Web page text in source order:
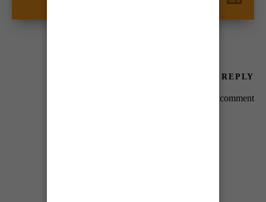
LEAVE A REPLY
to post a comment.